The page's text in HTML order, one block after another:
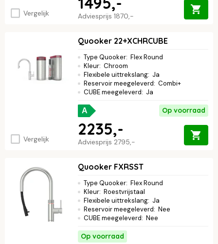
Vergelijk Adviesprijs 1870,-
Vergelijk
Quooker 22+XCHRCUBE
Type Quooker: Flex Round
Kleur: Chroom
Flexibele uittrekslang: Ja
Reservoir meegeleverd: Combi+
CUBE meegeleverd: Ja
A Op voorraad
Adviesprijs 2795,-
2235,-
Quooker FXRSST
Type Quooker: Flex Round
Kleur: Roestvrijstaal
Flexibele uittrekslang: Ja
Reservoir meegeleverd: Nee
CUBE meegeleverd: Nee
Op voorraad